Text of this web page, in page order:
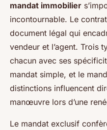
mandat immobilier
incontournable. Le
document légal qui
vendeur et l’agent. Trois
chacun avec ses
mandat simple, et le
distinctions influencent
manœuvre lors d’une
Le mandat exclusif